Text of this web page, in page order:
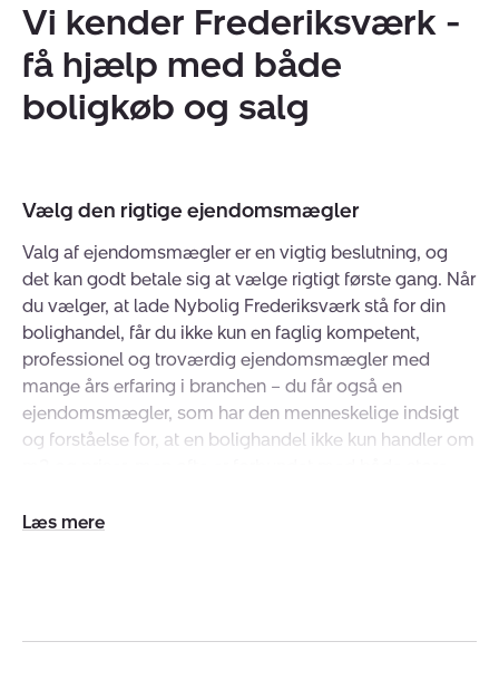
Vi kender Frederiksværk -
få hjælp med både
boligkøb og salg
Vælg den rigtige ejendomsmægler
Valg af ejendomsmægler er en vigtig beslutning, og
det kan godt betale sig at vælge rigtigt første gang. Når
du vælger, at lade Nybolig Frederiksværk stå for din
bolighandel, får du ikke kun en faglig kompetent,
professionel og troværdig ejendomsmægler med
mange års erfaring i branchen – du får også en
ejendomsmægler, som har den menneskelige indsigt
og forståelse for, at en bolighandel ikke kun handler om
solidt lokalkendskab, der gør at vi kan trække på